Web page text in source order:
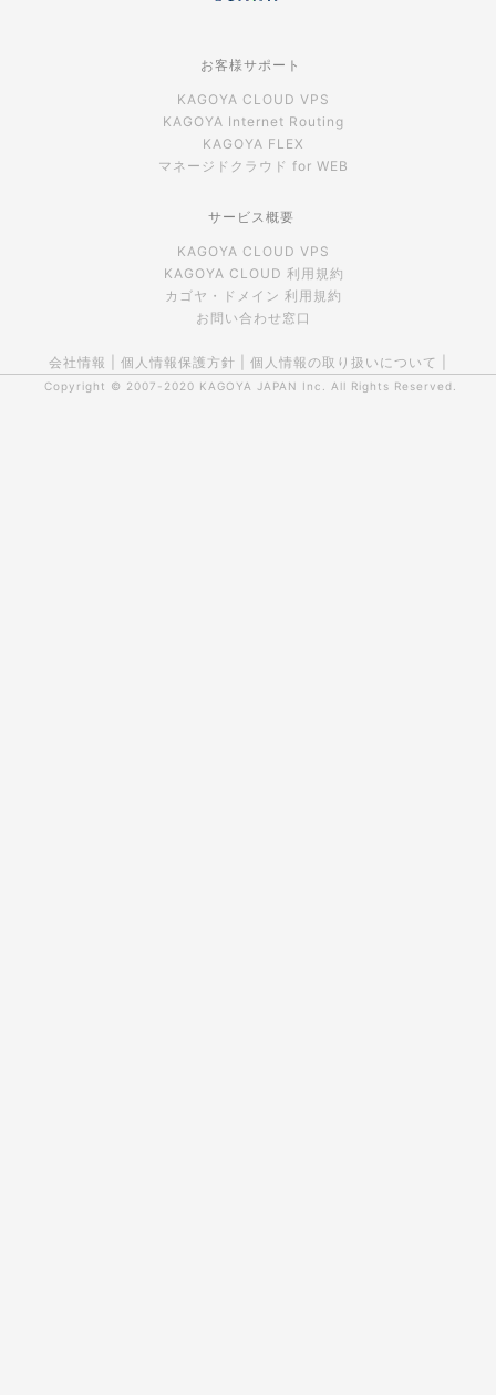
お客様サポート
KAGOYA CLOUD VPS
KAGOYA Internet Routing
KAGOYA FLEX
マネージドクラウド for WEB
サービス概要
KAGOYA CLOUD VPS
KAGOYA CLOUD 利用規約
カゴヤ・ドメイン 利用規約
お問い合わせ窓口
会社情報 個人情報保護方針 個人情報の取り扱いについて
Copyright © 2007-2020 KAGOYA JAPAN Inc. All Rights Reserved.